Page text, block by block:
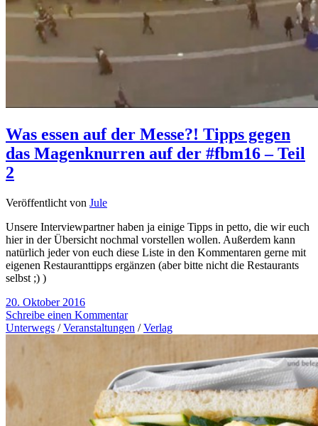
Was essen auf der Messe?! Tipps gegen
das Magenknurren auf der #fbm16 – Teil
2
Veröffentlicht von Jule
Unsere Interviewpartner haben ja einige Tipps in petto, die wir euch
hier in der Übersicht nochmal vorstellen wollen. Außerdem kann
natürlich jeder von euch diese Liste in den Kommentaren gerne mit
eigenen Restauranttipps ergänzen (aber bitte nicht die Restaurants
selbst ;) )
20. Oktober 2016
Schreibe einen Kommentar
Unterwegs /Veranstaltungen /Verlag